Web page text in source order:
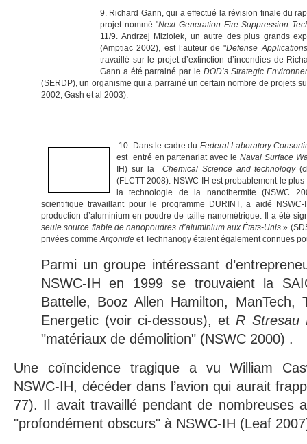
9. Richard Gann, qui a effectué la révision finale du
projet nommé "Next Generation Fire Suppression
11/9. Andrzej Miziolek, un autre des plus grands
(Amptiac 2002), est l’auteur de "Defense
travaillé sur le projet d’extinction d’incendies de
Gann a été parrainé par le DOD’s Strategic
(SERDP), un organisme qui a parrainé un certain nombre de projets
2002, Gash et al 2003).
10. Dans le cadre du Federal Laboratory
est entré en partenariat avec le Naval Surface
IH) sur la Chemical Science and technology
(FLCTT 2008). NSWC-IH est probablement le
la technologie de la nanothermite (NSWC
scientifique travaillant pour le programme DURINT, a aidé
production d’aluminium en poudre de taille nanométrique. Il a été
seule source fiable de nanopoudres d’aluminium aux États-Unis»
privées commeArgonide et Technanogy étaient également connues
Parmi un groupe intéressant
NSWC-IH en 1999 se trouvaient la
Battelle, Booz Allen Hamilton, ManTech,
Energetic (voir ci-dessous), et R Stresau
"matériaux de démolition" (NSWC 2000) .
Une coïncidence tragique a vu William
NSWC-IH, décéder dans l’avion qui aurait
77). Il avait travaillé pendant de nombreuses
"profondément obscurs" à NSWC-IH (Leaf